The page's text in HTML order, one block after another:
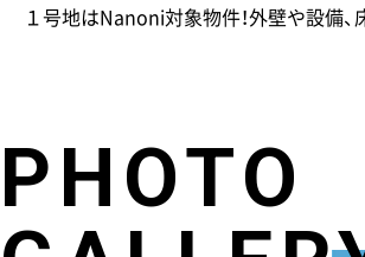
１号地はNanoni対象物件！外壁や設備
PHOTO